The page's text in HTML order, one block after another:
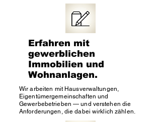
Erfahren mit
gewerblichen
Immobilien und
Wohnanlagen.
Wir arbeiten mit Hausverwaltungen,
Eigentümergemeinschaften und
Gewerbebetrieben — und verstehen die
Anforderungen, die dabei wirklich zählen.